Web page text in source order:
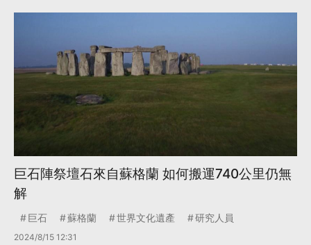
巨石陣祭壇石來自蘇格蘭 如何搬運740公里仍無
解
巨石 蘇格蘭 世界文化遺產 研究人員
2024/8/15 12:31